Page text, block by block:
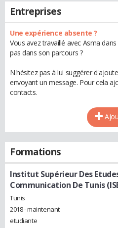
Entreprises
Une expérience absente ?
Vous avez travaillé avec Asma
pas dans son parcours ?
N'hésitez pas à lui suggérer
envoyant un message. Pour cela
contacts.
Formations
Institut Supérieur Des
Communication De Tunis
Tunis
2018 - maintenant
etudiante